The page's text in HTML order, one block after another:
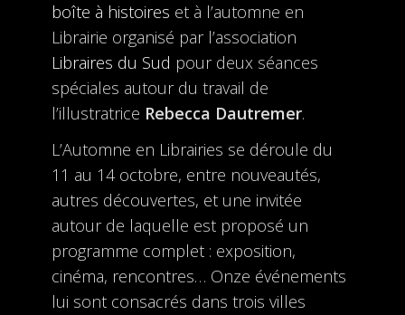
boîte à histoires et à l’automne en
Librairie organisé par l’association
Libraires du Sud pour deux séances
spéciales autour du travail de
l’illustratrice Rebecca Dautremer.
L’Automne en Librairies se déroule du
11 au 14 octobre, entre nouveautés,
autres découvertes, et une invitée
autour de laquelle est proposé un
programme complet : exposition,
cinéma, rencontres… Onze événements
lui sont consacrés dans trois villes